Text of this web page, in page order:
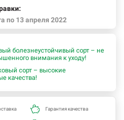
по 13 апреля 2022
болезнеустойчивый сорт – не
внимания к уходу!
сорт – высокие
качества!
Гарантия качества